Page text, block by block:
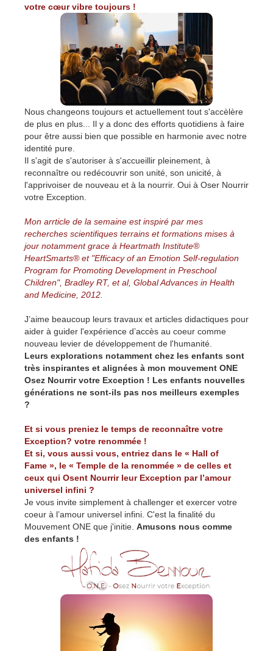
votre cœur vibre toujours !
Nous changeons toujours et actuellement tout s'accèlère
de plus en plus... Il y a donc des efforts quotidiens à faire
pour être aussi bien que possible en harmonie avec notre
identité pure.
Il s'agit de s'autoriser à s'accueillir pleinement, à
reconnaître ou redécouvrir son unité, son unicité, à
l'apprivoiser de nouveau et à la nourrir. Oui à Oser Nourrir
votre Exception.
Mon arrticle de la semaine est inspiré par mes
recherches scientifiques terrains et formations mises à
jour notamment grace à Heartmath Institute®
HeartSmarts® et "Efficacy of an Emotion Self-regulation
Program for Promoting Development in Preschool
Children", Bradley RT, et al, Global Advances in Health
and Medicine, 2012.
J’aime beaucoup leurs travaux et articles didactiques pour
aider à guider l'expérience d’accès au coeur comme
nouveau levier de développement de l'humanité.
Leurs explorations notamment chez les enfants sont
très inspirantes et alignées à mon mouvement ONE
Osez Nourrir votre Exception ! Les enfants nouvelles
générations ne sont-ils pas nos meilleurs exemples
?
Et si vous preniez le temps de reconnaître votre
Exception? votre renommée !
Et si, vous aussi vous, entriez dans le « Hall of
Fame », le « Temple de la renommée » de celles et
ceux qui Osent Nourrir leur Exception par l’amour
universel infini ?
Je vous invite simplement à challenger et exercer votre
coeur à l’amour universel infini. C'est la finalité du
Mouvement ONE que j'initie. Amusons nous comme
des enfants !